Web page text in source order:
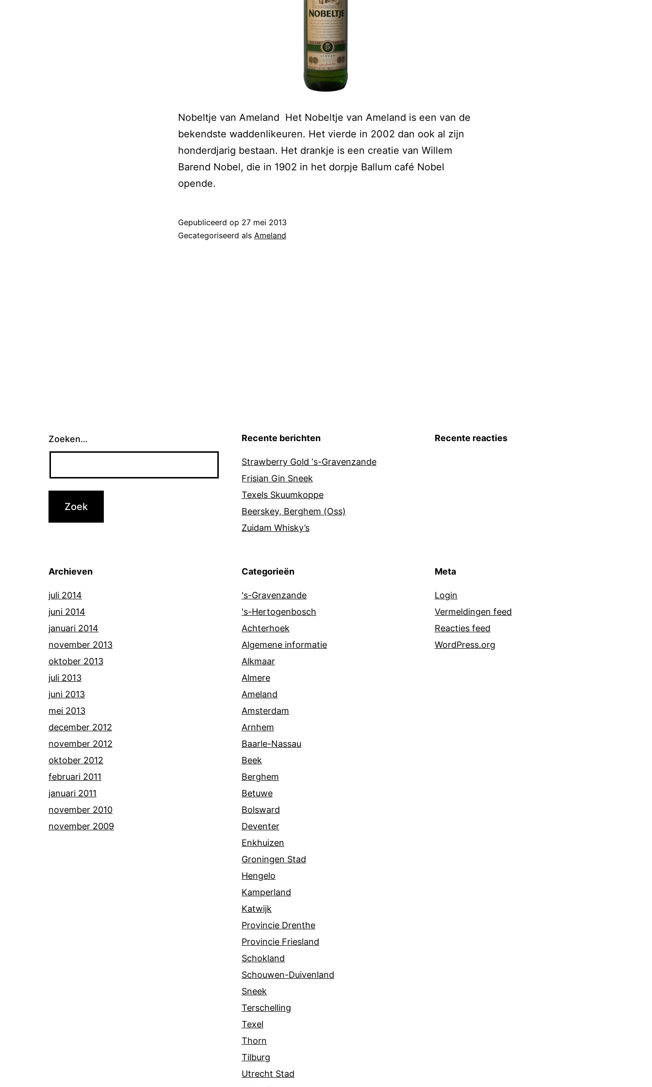
Nobeltje van Ameland Het Nobeltje van Ameland is een van de
bekendste waddenlikeuren. Het vierde in 2002 dan ook al zijn
honderdjarig bestaan. Het drankje is een creatie van Willem
Barend Nobel, die in 1902 in het dorpje Ballum café Nobel
opende.
Gepubliceerd op 27 mei 2013
Gecategoriseerd als Ameland
Zoeken… Recente berichten
Strawberry Gold ‘s-Gravenzande
Frisian Gin Sneek
Texels Skuumkoppe
Beerskey, Berghem (Oss)
Zuidam Whisky’s
Recente reacties
Archieven
juli 2014
juni 2014
januari 2014
november 2013
oktober 2013
juli 2013
juni 2013
mei 2013
december 2012
november 2012
oktober 2012
februari 2011
januari 2011
november 2010
november 2009
Categorieën
's-Gravenzande
's-Hertogenbosch
Achterhoek
Algemene informatie
Alkmaar
Almere
Ameland
Amsterdam
Arnhem
Baarle-Nassau
Beek
Berghem
Betuwe
Bolsward
Deventer
Enkhuizen
Groningen Stad
Hengelo
Kamperland
Katwijk
Provincie Drenthe
Provincie Friesland
Schokland
Schouwen-Duivenland
Sneek
Terschelling
Texel
Thorn
Tilburg
Utrecht Stad
Meta
Login
Vermeldingen feed
Reacties feed
WordPress.org